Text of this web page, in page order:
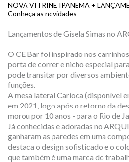
NOVA VITRINE IPANEMA +
Conheça as novidades
Lançamentos de Gisela Simas no
O CE Bar foi inspirado nos
porta de correr e nicho especial
pode transitar por diversos
funções.
A mesa lateral Carioca (disponível
em 2021, logo após o retorno da
morou por 10 anos - para o Rio de
Já conhecidas e adoradas no
ganharam as paredes em uma
destaca o design sofisticado e o
que também é uma marca do